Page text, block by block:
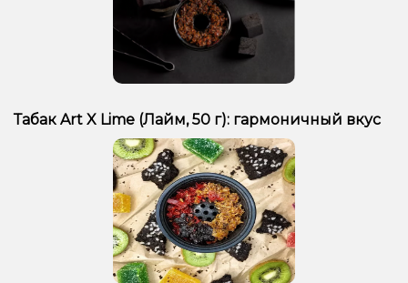
Табак Art X Lime (Лайм, 50 г): гармоничный вкус